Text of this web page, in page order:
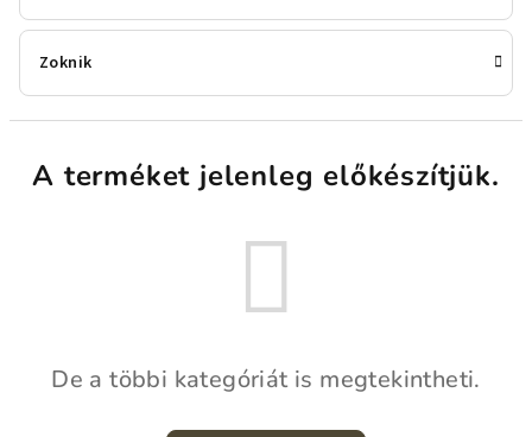
Zoknik
A terméket jelenleg előkészítjük.
De a többi kategóriát is megtekintheti.